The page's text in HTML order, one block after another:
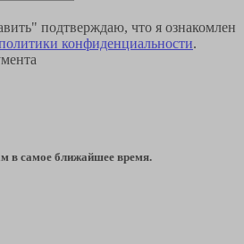
подтверждаю, что я ознакомлен
конфиденциальности.
в самое ближайшее время.